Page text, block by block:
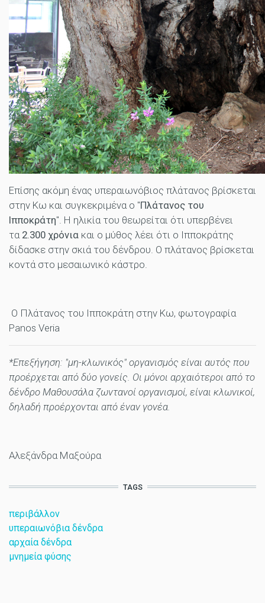
Επίσης ακόμη ένας υπεραιωνόβιος πλάτανος βρίσκεται
στην Κω και συγκεκριμένα ο "Πλάτανος του
Ιπποκράτη". Η ηλικία του θεωρείται ότι υπερβένει
τα 2.300 χρόνια και ο μύθος λέει ότι ο Ιπποκράτης
δίδασκε στην σκιά του δένδρου. Ο πλάτανος βρίσκεται
κοντά στο μεσαιωνικό κάστρο.
Ο Πλάτανος του Ιπποκράτη στην Κω, φωτογραφία
Panos Veria
*Επεξήγηση: "μη-κλωνικός" οργανισμός είναι αυτός που
προέρχεται από δύο γονείς. Οι μόνοι αρχαιότεροι από το
δένδρο Μαθουσάλα ζωντανοί οργανισμοί, είναι κλωνικοί,
δηλαδή προέρχονται από έναν γονέα.
Αλεξάνδρα Μαξούρα
TAGS
περιβάλλον
υπεραιωνόβια δένδρα
αρχαία δένδρα
μνημεία φύσης